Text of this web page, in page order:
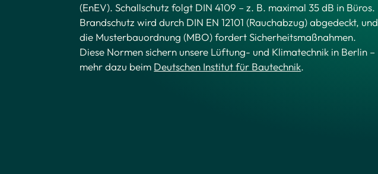
(EnEV). Schallschutz folgt DIN 4109 – z. B. maximal 35 dB in Büros.
Brandschutz wird durch DIN EN 12101 (Rauchabzug) abgedeckt, und
die Musterbauordnung (MBO) fordert Sicherheitsmaßnahmen.
Diese Normen sichern unsere Lüftung- und Klimatechnik in Berlin –
mehr dazu beim Deutschen Institut für Bautechnik.